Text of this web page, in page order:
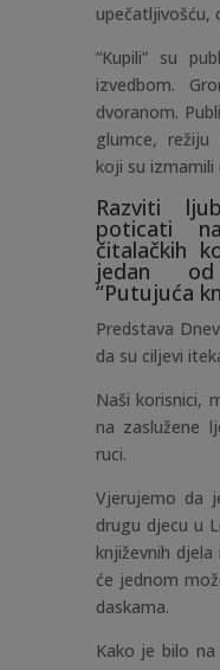
upečatljivošću,
“Kupili” su
izvedbom.
dvoranom.
glumce,
koji su
Razviti
poticati
čitalačkih
jedan
“Putujuća
Predstava
da su ciljevi
Naši korisnici,
na zaslužene
ruci.
Vjerujemo da
drugu djecu u
književnih
će jednom
daskama.
Kako je bilo